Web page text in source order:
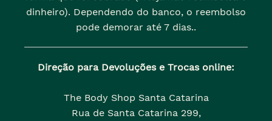
dinheiro). Dependendo do banco, o reembolso
pode demorar até 7 dias..
Direção para Devoluções e Trocas online:
The Body Shop Santa Catarina
Rua de Santa Catarina 299,